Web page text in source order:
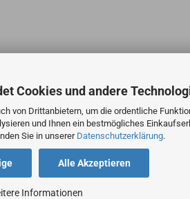
Cookies und andere
von Drittanbietern, um die ordentliche
und Ihnen ein bestmögliches
Sie in unsererDatenschutzerklärung.
Alle Akzeptieren
Informationen